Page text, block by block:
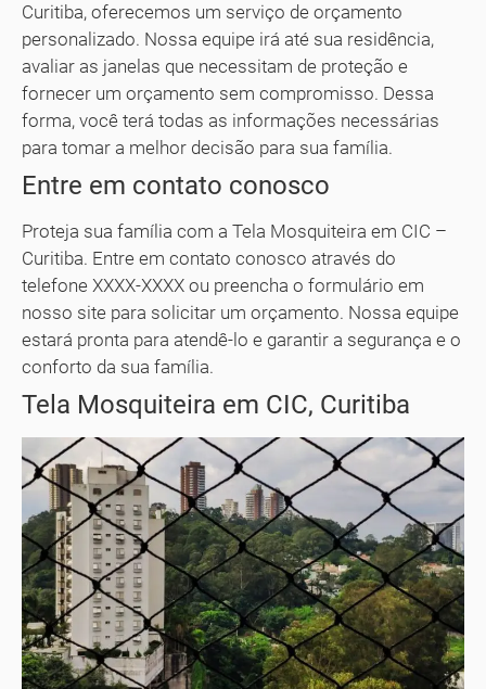
Curitiba, oferecemos um serviço de orçamento
personalizado. Nossa equipe irá até sua residência,
avaliar as janelas que necessitam de proteção e
fornecer um orçamento sem compromisso. Dessa
forma, você terá todas as informações necessárias
para tomar a melhor decisão para sua família.
Entre em contato conosco
Proteja sua família com a Tela Mosquiteira em CIC –
Curitiba. Entre em contato conosco através do
telefone XXXX-XXXX ou preencha o formulário em
nosso site para solicitar um orçamento. Nossa equipe
estará pronta para atendê-lo e garantir a segurança e o
conforto da sua família.
Tela Mosquiteira em CIC, Curitiba